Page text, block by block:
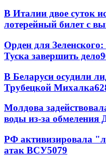
В Италии двое суток
лотерейный билет с
Орден для
Туска завершить дело
В Беларуси осудили
Трубецкой Михалка
Молдова
воды из-за обмеления
РФ активизировала
атак ВСУ5079